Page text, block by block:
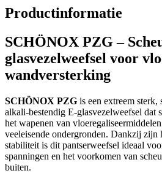
Productinformatie
SCHÖNOX PZG –
glasvezelweefsel voor
wandversterking
SCHÖNOX PZG is een extreem sterk,
alkali-bestendig E-glasvezelweefsel dat
het wapenen van
veeleisende ondergronden. Dankzij zijn
stabiliteit is dit pantserweefsel ideaal
spanningen en het voorkomen van
buiten.